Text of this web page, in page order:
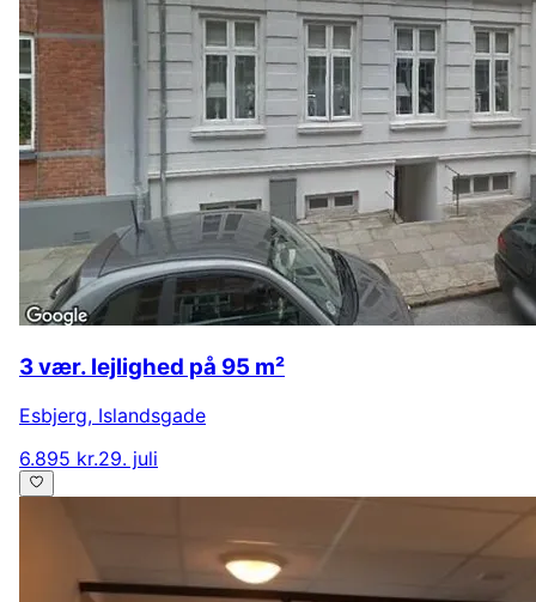
3 vær. lejlighed på 95 m²
Esbjerg, Islandsgade
6.895 kr.29. juli